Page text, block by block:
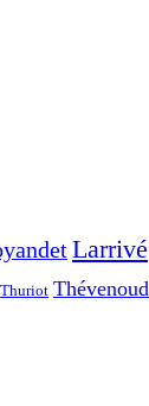
Larrivé
Thuriot Thévenoud